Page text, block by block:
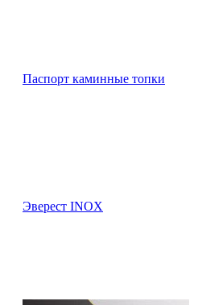
Паспорт каминные топки
Эверест INOX